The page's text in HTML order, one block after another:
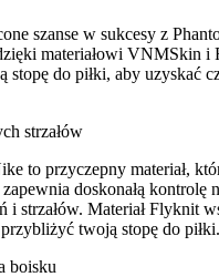
szanse w sukcesy z
materiałowi VNMSkin i
stopę do piłki, aby uzyskać
strzałów
to przyczepny materiał,
doskonałą kontrolę
i strzałów. Materiał Flyknit
twoją stopę do piłki.
boisku